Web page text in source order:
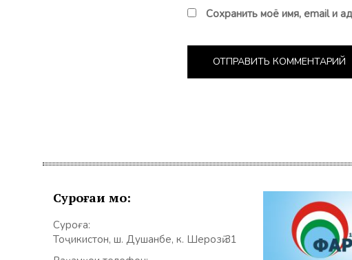
Сохранить моё имя, email и
Суроғаи мо:
Суроға:
Тоҷикистон, ш. Душанбе, к. Шерозӣ 31